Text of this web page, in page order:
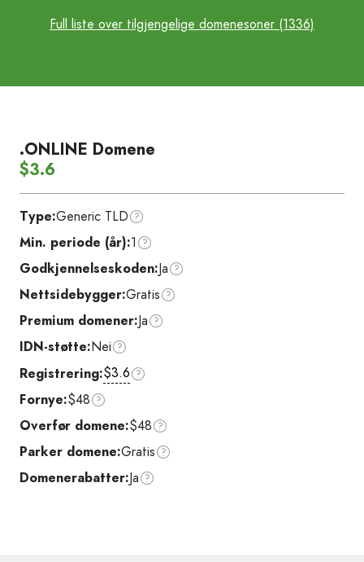
Full liste over tilgjengelige domenesoner (1336)
.ONLINE Domene
$3.6
Type:Generic TLD
Min. periode (år):1
Godkjennelseskoden:Ja
Nettsidebygger:Gratis
Premium domener:Ja
IDN-støtte:Nei
Registrering:$3.6
Fornye:$48
Overfør domene:$48
Parker domene:Gratis
Domenerabatter:Ja